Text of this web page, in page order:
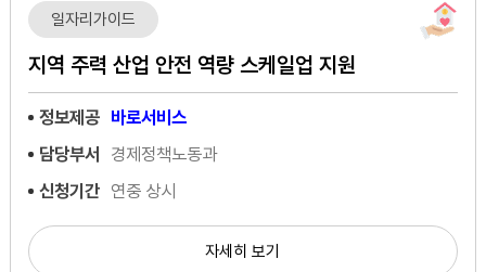
일자리가이드
지역 주력 산업 안전 역량 스케일업 지원
정보제공 바로서비스
담당부서
경제정책노동과
신청기간 연중 상시
자세히 보기